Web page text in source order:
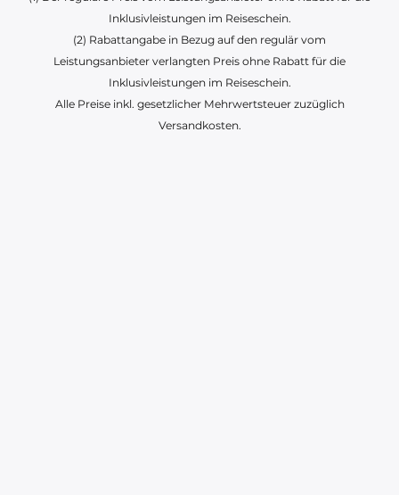
Inklusivleistungen im Reiseschein.
(2) Rabattangabe in Bezug auf den regulär vom
Leistungsanbieter verlangten Preis ohne Rabatt für die
Inklusivleistungen im Reiseschein.
Alle Preise inkl. gesetzlicher Mehrwertsteuer zuzüglich
Versandkosten.